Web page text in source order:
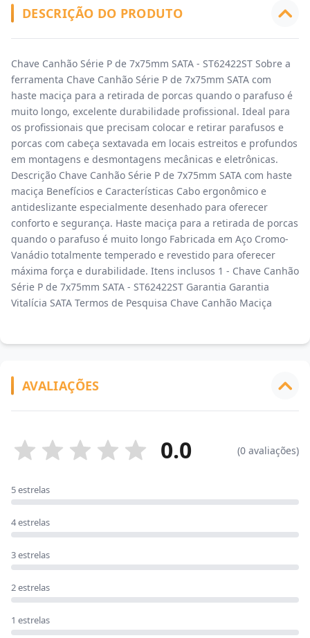
DESCRIÇÃO DO PRODUTO
Chave Canhão Série P de 7x75mm SATA - ST62422ST Sobre a
ferramenta Chave Canhão Série P de 7x75mm SATA com
haste maciça para a retirada de porcas quando o parafuso é
muito longo, excelente durabilidade profissional. Ideal para
os profissionais que precisam colocar e retirar parafusos e
porcas com cabeça sextavada em locais estreitos e profundos
em montagens e desmontagens mecânicas e eletrônicas.
Descrição Chave Canhão Série P de 7x75mm SATA com haste
maciça Benefícios e Características Cabo ergonômico e
antideslizante especialmente desenhado para oferecer
conforto e segurança. Haste maciça para a retirada de porcas
quando o parafuso é muito longo Fabricada em Aço Cromo-
Vanádio totalmente temperado e revestido para oferecer
máxima força e durabilidade. Itens inclusos 1 - Chave Canhão
Série P de 7x75mm SATA - ST62422ST Garantia Garantia
Vitalícia SATA Termos de Pesquisa Chave Canhão Maciça
AVALIAÇÕES
0.0 (0 avaliações)
5 estrelas
4 estrelas
3 estrelas
2 estrelas
1 estrelas